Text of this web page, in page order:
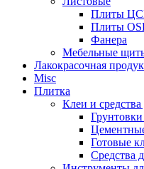
Плиты
Плиты
Фанера
Мебельные
Лакокрасочная
Misc
Плитка
Клеи и
Готовые
Средства